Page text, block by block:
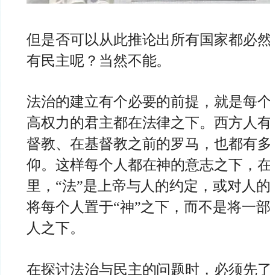
但是否可以从此推论出所有国家都必
有民主呢？当然不能。
法治的建立有个必要的前提，就是每
高权力的君主都在法律之下。西方人
督教、在基督教之前的罗马，也都有
仰。这样每个人都在神的意志之下，
里，“法”是上帝与人的约定，或对人
将每个人置于“神”之下，而不是将一
人之下。
在探讨法治与民主的问题时，必须先